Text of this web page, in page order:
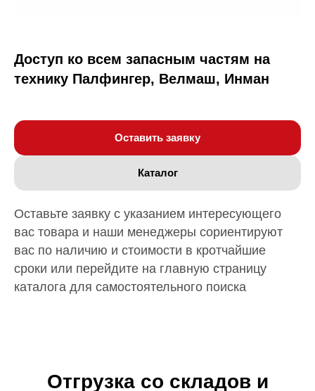
Доступ ко всем запасным частям на
технику Палфингер, Велмаш, Инман
Оставить заявку
Каталог
Оставьте заявку с указанием интересующего
вас товара и наши менеджеры сориентируют
вас по наличию и стоимости в кротчайшие
сроки или перейдите на главную страницу
каталога для самостоятельного поиска
Отгрузка со складов и